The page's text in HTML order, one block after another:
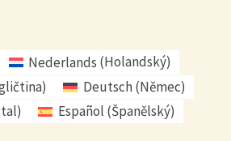
Nederlands (Holandský)
) Deutsch(Němec)
) Español (Španělský)